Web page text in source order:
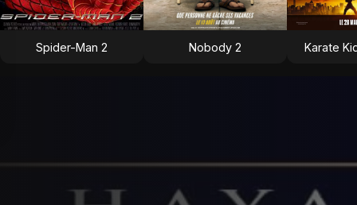
Spider-Man 2 Nobody 2 Karate